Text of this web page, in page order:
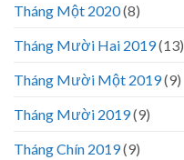
Tháng Một 2020(8)
Tháng Mười Hai 2019(13)
Tháng Mười Một 2019(9)
Tháng Mười 2019(9)
Tháng Chín 2019(9)